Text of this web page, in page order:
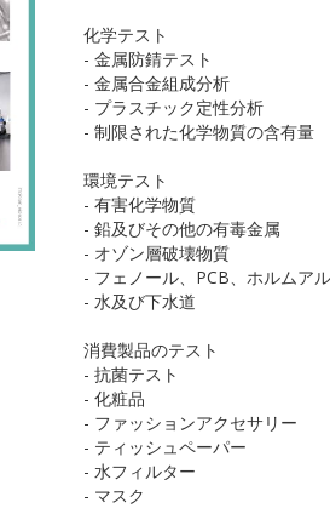
化学テスト
- 金属防錆テスト
- 金属合金組成分析
- プラスチック定性分析
- 制限された化学物質の含有量
環境テスト
- 有害化学物質
- 鉛及びその他の有毒金属
- オゾン層破壊物質
- フェノール、PCB、ホルムア
- 水及び下水道
消費製品のテスト
- 抗菌テスト
- 化粧品
- ファッションアクセサリー
- ティッシュペーパー
- 水フィルター
- マスク